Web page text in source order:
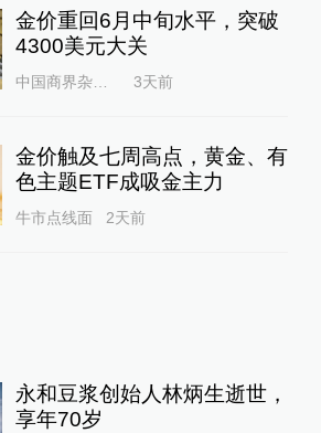
金价重回6月中旬水平，突破
4300美元大关
中国商界杂志社 3天前
金价触及七周高点，黄金、有
色主题ETF成吸金主力
牛市点线面 2天前
永和豆浆创始人林炳生逝世，
享年70岁